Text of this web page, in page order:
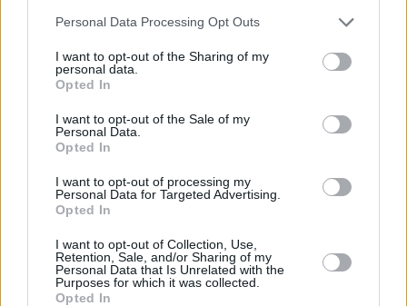
Please note that this website/app uses one or more Google
not limited to your visit or usage behaviour. You may click to
grant or deny consent to Google and its third-party tags to
use your data for below specified purposes in below Google
consent section.
Personal Data Processing Opt Outs
I want to opt-out of the Sharing of my
personal data.
Opted In
I want to opt-out of the Sale of my
Personal Data.
Opted In
I want to opt-out of processing my
Personal Data for Targeted Advertising.
Opted In
I want to opt-out of Collection, Use,
Retention, Sale, and/or Sharing of my
Personal Data that Is Unrelated with the
Purposes for which it was collected.
Opted In
Hirdetés